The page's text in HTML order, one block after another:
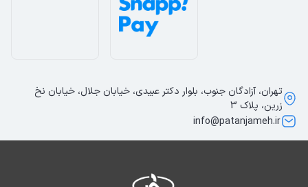
تهران، آزادگان جنوب، بلوار دکتر عبیدی، خیابان جلال، خیابان نخ
زرین، پلاک 3
info@patanjameh.ir